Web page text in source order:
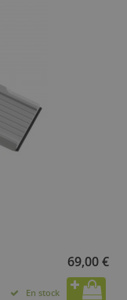
69,00 €
En stock